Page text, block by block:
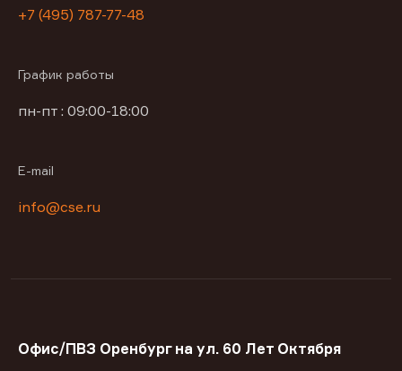
+7 (495) 787-77-48
График работы
пн-пт : 09:00-18:00
E-mail
info@cse.ru
Офис/ПВЗ Оренбург на ул. 60 Лет Октября